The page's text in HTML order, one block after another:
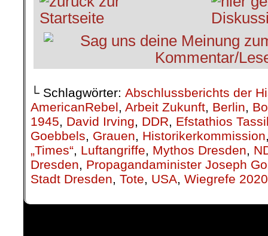
└ Schlagwörter: Abschlussberichts der
AmericanRebel, Arbeit Zukunft, Berlin,
1945, David Irving, DDR, Efstathios
Goebbels, Grauen, Historikerkommission
„Times“, Luftangriffe, Mythos Dresden,
Dresden, Propagandaminister Joseph
Stadt Dresden, Tote, USA, Wiegrefe 2020